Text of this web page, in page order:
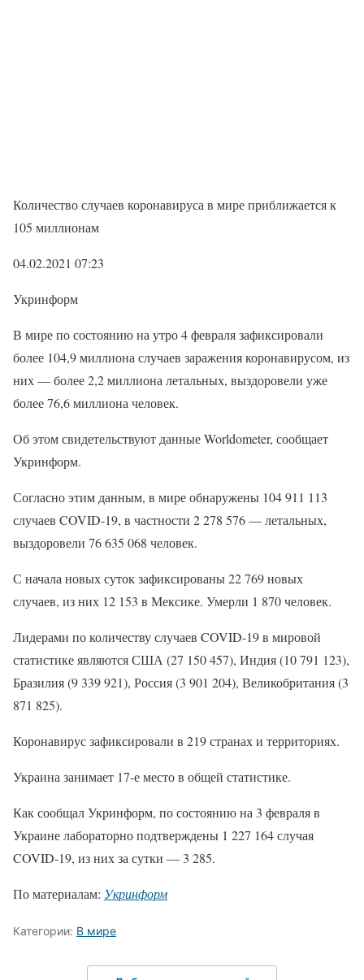
Количество случаев коронавируса в мире приближается к
105 миллионам
04.02.2021 07:23
Укринформ
В мире по состоянию на утро 4 февраля зафиксировали
более 104,9 миллиона случаев заражения коронавирусом, из
них — более 2,2 миллиона летальных, выздоровели уже
более 76,6 миллиона человек.
Об этом свидетельствуют данные Worldometer, сообщает
Укринформ.
Согласно этим данным, в мире обнаружены 104 911 113
случаев COVID-19, в частности 2 278 576 — летальных,
выздоровели 76 635 068 человек.
С начала новых суток зафиксированы 22 769 новых
случаев, из них 12 153 в Мексике. Умерли 1 870 человек.
Лидерами по количеству случаев COVID-19 в мировой
статистике являются США (27 150 457), Индия (10 791 123),
Бразилия (9 339 921), Россия (3 901 204), Великобритания (3
871 825).
Коронавирус зафиксировали в 219 странах и территориях.
Украина занимает 17-е место в общей статистике.
Как сообщал Укринформ, по состоянию на 3 февраля в
Украине лабораторно подтверждены 1 227 164 случая
COVID-19, из них за сутки — 3 285.
По материалам: Укринформ
Категории: В мире